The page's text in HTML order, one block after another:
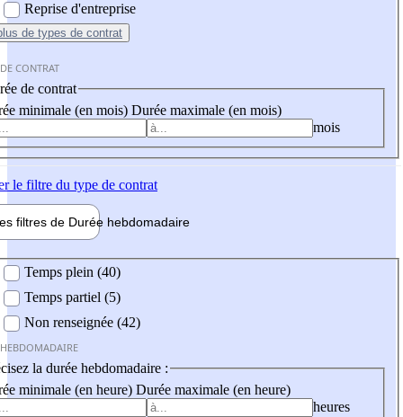
Reprise d'entreprise
de types de contrat
CONTRAT
de contrat
minimale (en mois) Durée maximale (en mois)
mois
le filtre du type de contrat
filtres de Durée hebdomadaire
Temps plein (40)
Temps partiel (5)
Non renseignée (42)
la durée hebdomadaire :
minimale (en heure) Durée maximale (en heure)
heures